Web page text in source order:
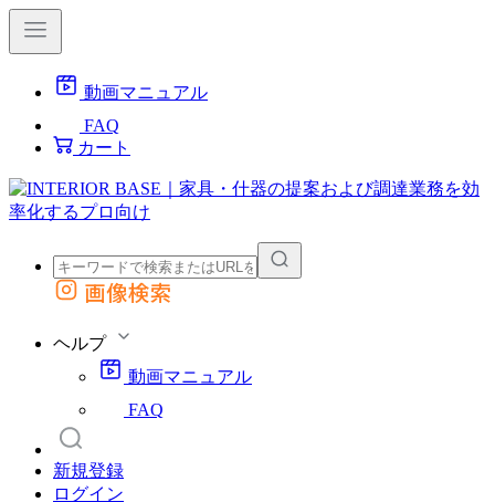
動画マニュアル
FAQ
カート
外部サイトの商品をカートに追加
画像検索
ヘルプ
動画マニュアル
FAQ
新規登録
ログイン